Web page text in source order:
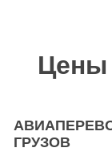
Цены
ГРУЗОВ